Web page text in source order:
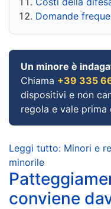
Domande
Un minore è
Chiama +39 335
dispositivi e non
regola e vale
Leggi tutto: Minori e
minorile
conviene